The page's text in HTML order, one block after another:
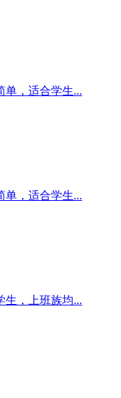
单，适合学生...
单，适合学生...
生，上班族均...